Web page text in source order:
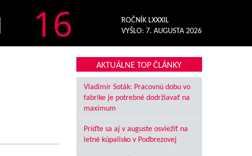
16
ROČNÍK LXXXIL
VYŠLO: 7. AUGUSTA 2026
AKTUÁLNE TOP ČLÁNKY
Vladimír Soták: Pracovnú dobu vo
fabrike je potrebné dodržiavať na
maximum
Príďte sa aj v auguste osviežiť na
letné kúpalisko v Podbrezovej